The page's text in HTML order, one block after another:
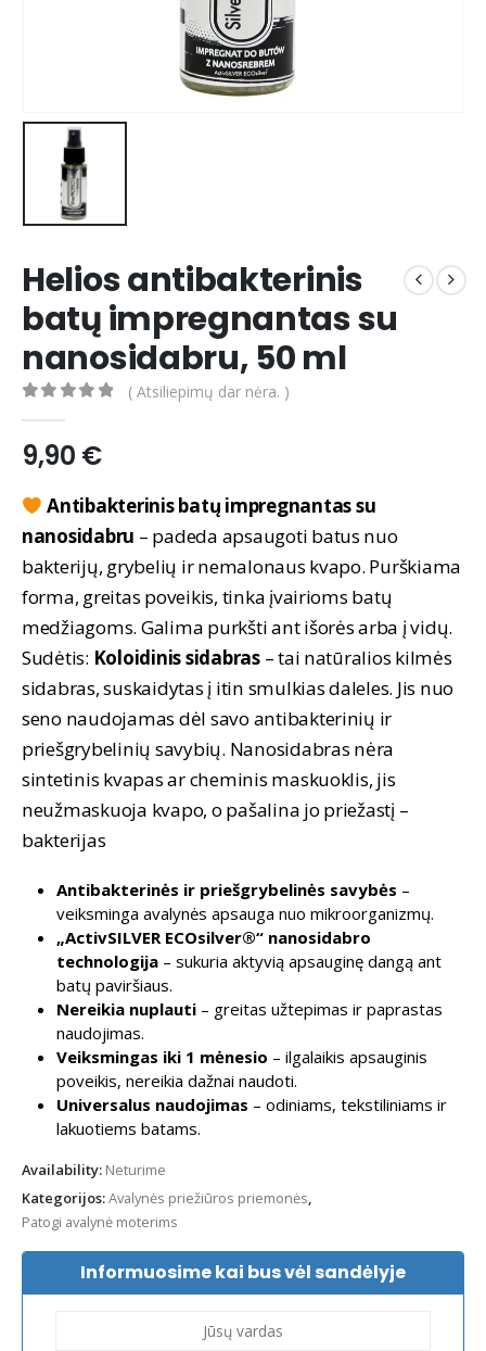
Helios antibakterinis
batų impregnantas su
nanosidabru, 50 ml
( Atsiliepimų dar nėra. )
9,90 €
Antibakterinis batų impregnantas su
nanosidabru – padeda apsaugoti batus nuo
bakterijų, grybelių ir nemalonaus kvapo. Purškiama
forma, greitas poveikis, tinka įvairioms batų
medžiagoms. Galima purkšti ant išorės arba į vidų.
Sudėtis: Koloidinis sidabras– tai natūralios kilmės
sidabras, suskaidytas į itin smulkias daleles. Jis nuo
seno naudojamas dėl savo antibakterinių ir
priešgrybelinių savybių. Nanosidabras nėra
sintetinis kvapas ar cheminis maskuoklis, jis
neužmaskuoja kvapo, o pašalina jo priežastį –
bakterijas
Antibakterinės ir priešgrybelinės savybės –
veiksminga avalynės apsauga nuo mikroorganizmų.
„ActivSILVER ECOsilver®“ nanosidabro
technologija – sukuria aktyvią apsauginę dangą ant
batų paviršiaus.
Nereikia nuplauti – greitas užtepimas ir paprastas
naudojimas.
Veiksmingas iki 1 mėnesio – ilgalaikis apsauginis
poveikis, nereikia dažnai naudoti.
Universalus naudojimas – odiniams, tekstiliniams ir
lakuotiems batams.
Availability: Neturime
Kategorijos:Avalynės priežiūros priemonės,
Patogi avalynė moterims
Informuosime kai bus vėl sandėlyje